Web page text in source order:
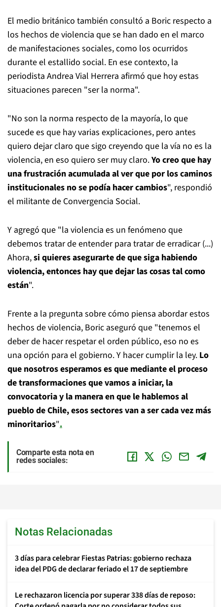
El medio británico también consultó a Boric respecto a
los hechos de violencia que se han dado en el marco
de manifestaciones sociales, como los ocurridos
durante el estallido social. En ese contexto, la
periodista Andrea Vial Herrera afirmó que hoy estas
situaciones parecen "ser la norma".
"No son la norma respecto de la mayoría, lo que
sucede es que hay varias explicaciones, pero antes
quiero dejar claro que sigo creyendo que la vía no es la
violencia, en eso quiero ser muy claro.Yo creo que hay
una frustración acumulada al ver que por los caminos
institucionales no se podía hacer cambios", respondió
el militante de Convergencia Social.
Y agregó que "la violencia es un fenómeno que
debemos tratar de entender para tratar de erradicar (...)
Ahora,si quieres asegurarte de que siga habiendo
violencia, entonces hay que dejar las cosas tal como
están".
Frente a la pregunta sobre cómo piensa abordar estos
hechos de violencia, Boric aseguró que "tenemos el
deber de hacer respetar el orden público, eso no es
una opción para el gobierno. Y hacer cumplir la ley. Lo
que nosotros esperamos es que mediante el proceso
de transformaciones que vamos a iniciar, la
convocatoria y la manera en que le hablemos al
pueblo de Chile, esos sectores van a ser cada vez más
minoritarios".
Comparte esta nota en
redes sociales:
Notas Relacionadas
3 días para celebrar Fiestas Patrias: gobierno rechaza
idea del PDG de declarar feriado el 17 de septiembre
Le rechazaron licencia por superar 338 días de reposo: